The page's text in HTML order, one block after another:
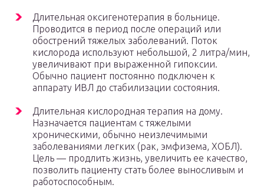
Длительная оксигенотерапия в больнице.
Проводится в период после операций или
обострений тяжелых заболеваний. Поток
кислорода используют небольшой, 2 литра/мин,
увеличивают при выраженной гипоксии.
Обычно пациент постоянно подключен к
аппарату ИВЛ до стабилизации состояния.
Длительная кислородная терапия на дому.
Назначается пациентам с тяжелыми
хроническими, обычно неизлечимыми
заболеваниями легких (рак, эмфизема, ХОБЛ).
Цель — продлить жизнь, увеличить ее качество,
позволить пациенту стать более выносливым и
работоспособным.